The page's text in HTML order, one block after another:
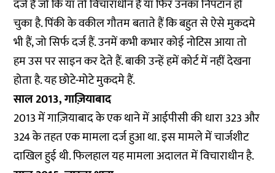
दर्ज हैं जो कि या तो विचाराधीन हैं या फिर उनका निपटान हो
चुका है. पिंकी के वकील गौतम बताते हैं कि बहुत से ऐसे मुकदमे
भी हैं, जो सिर्फ दर्ज हैं. उनमें कभी कभार कोई नोटिस आया तो
हम उस पर साइन कर देते हैं. बाकी उन्हें हमें कोर्ट में नहीं देखना
होता है. यह छोटे-मोटे मुकदमे हैं.
साल 2013, गाज़ियाबाद
2013 में गाज़ियाबाद के एक थाने में आईपीसी की धारा 323 और
324 के तहत एक मामला दर्ज हुआ था. इस मामले में चार्जशीट
दाखिल हुई थी. फिलहाल यह मामला अदालत में विचाराधीन है.